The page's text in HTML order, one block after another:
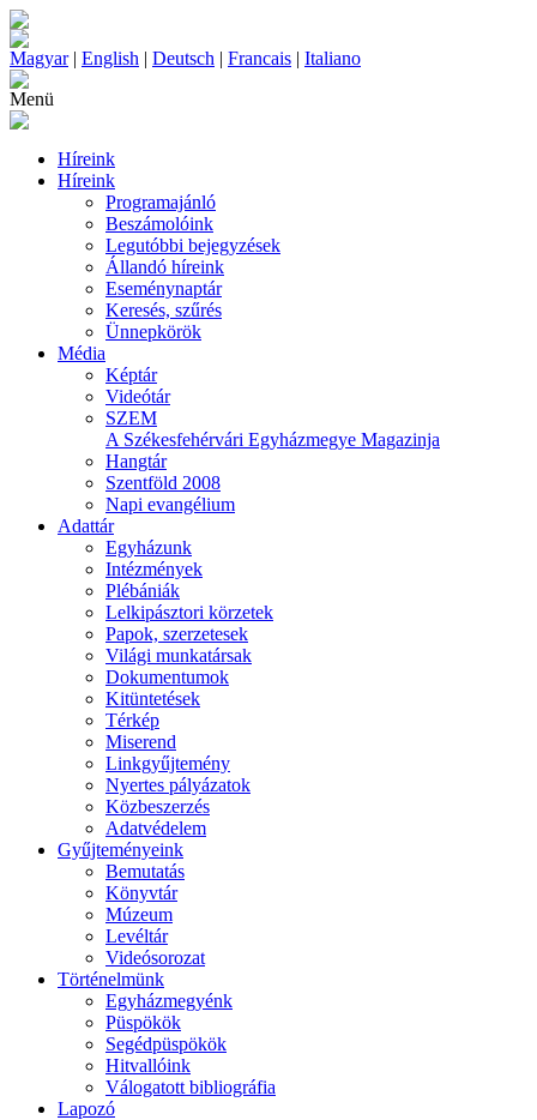
Magyar| English | Deutsch | Francais | Italiano
Menü
Híreink
Híreink
Programajánló
Beszámolóink
Legutóbbi bejegyzések
Állandó híreink
Eseménynaptár
Keresés, szűrés
Ünnepkörök
Média
Képtár
Videótár
SZEM
A Székesfehérvári Egyházmegye Magazinja
Hangtár
Szentföld 2008
Napi evangélium
Adattár
Egyházunk
Intézmények
Plébániák
Lelkipásztori körzetek
Papok, szerzetesek
Világi munkatársak
Dokumentumok
Kitüntetések
Térkép
Miserend
Linkgyűjtemény
Nyertes pályázatok
Közbeszerzés
Adatvédelem
Gyűjteményeink
Bemutatás
Könyvtár
Múzeum
Levéltár
Videósorozat
Történelmünk
Egyházmegyénk
Püspökök
Segédpüspökök
Hitvallóink
Válogatott bibliográfia
Lapozó